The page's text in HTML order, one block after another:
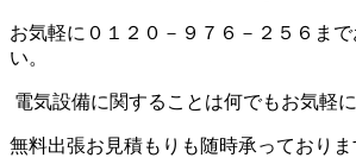
お気軽に０１２０－９７６－２５６ま
い。
電気設備に関することは何でもお気軽
無料出張お見積もりも随時承っておりま